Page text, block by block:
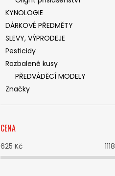
KYNOLOGIE
DÁRKOVÉ PŘEDMĚTY
SLEVY, VÝPRODEJE
Pesticidy
Rozbalené kusy
PŘEDVÁDĚCÍ MODELY
Značky
CENA
625 Kč 1118